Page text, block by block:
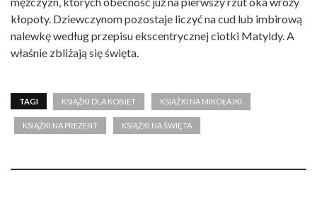
kłopoty. Dziewczynom pozostaje liczyć na cud lub imbirową
nalewkę według przepisu ekscentrycznej ciotki Matyldy. A
właśnie zbliżają się święta.
TAGI KSIĄŻKI DLA KOBIET KSIĄŻKI NA MIKOŁAJKI
KSIĄŻKI NA PREZENT KSIĄŻKI NA ŚWIĘTA